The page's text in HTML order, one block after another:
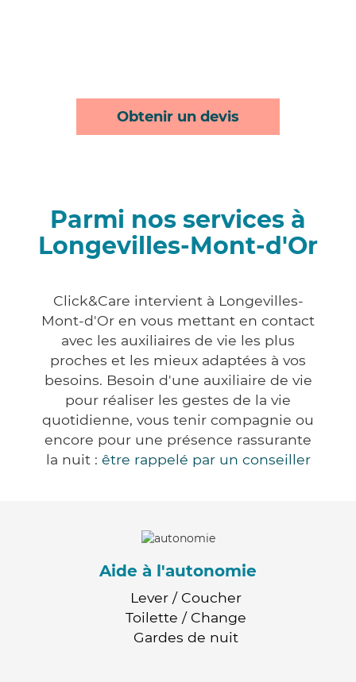
Obtenir un devis
Parmi nos services à
Longevilles-Mont-d'Or
Click&Care intervient à Longevilles-
Mont-d'Or en vous mettant en contact
avec les auxiliaires de vie les plus
proches et les mieux adaptées à vos
besoins. Besoin d'une auxiliaire de vie
pour réaliser les gestes de la vie
quotidienne, vous tenir compagnie ou
encore pour une présence rassurante
la nuit : être rappelé par un conseiller
Aide à l'autonomie
Lever / Coucher
Toilette / Change
Gardes de nuit